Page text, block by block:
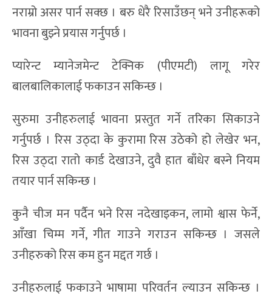
नराम्रो असर पार्न सक्छ । बरु धेरै रिसाउँछन् भने उनीहरूको
भावना बुझ्ने प्रयास गर्नुपर्छ ।
प्यारेन्ट म्यानेजमेन्ट टेक्निक (पीएमटी) लागू गरेर
बालबालिकालाई फकाउन सकिन्छ ।
सुरुमा उनीहरुलाई भावना प्रस्तुत गर्ने तरिका सिकाउने
गर्नुपर्छ । रिस उठ्दा के कुरामा रिस उठेको हो लेखेर भन,
रिस उठ्दा रातो कार्ड देखाउने, दुवै हात बाँधेर बस्ने नियम
तयार पार्न सकिन्छ ।
कुनै चीज मन पर्दैन भने रिस नदेखाइकन, लामो श्वास फेर्ने,
आँखा चिम्म गर्ने, गीत गाउने गराउन सकिन्छ । जसले
उनीहरुको रिस कम हुन मद्दत गर्छ ।
उनीहरुलाई फकाउने भाषामा परिवर्तन ल्याउन सकिन्छ ।